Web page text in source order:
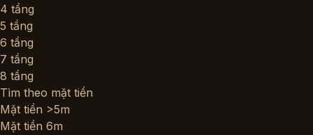
4 tầng
5 tầng
6 tầng
7 tầng
8 tầng
Tìm theo mặt tiền
Mặt tiền >5m
Mặt tiền 6m